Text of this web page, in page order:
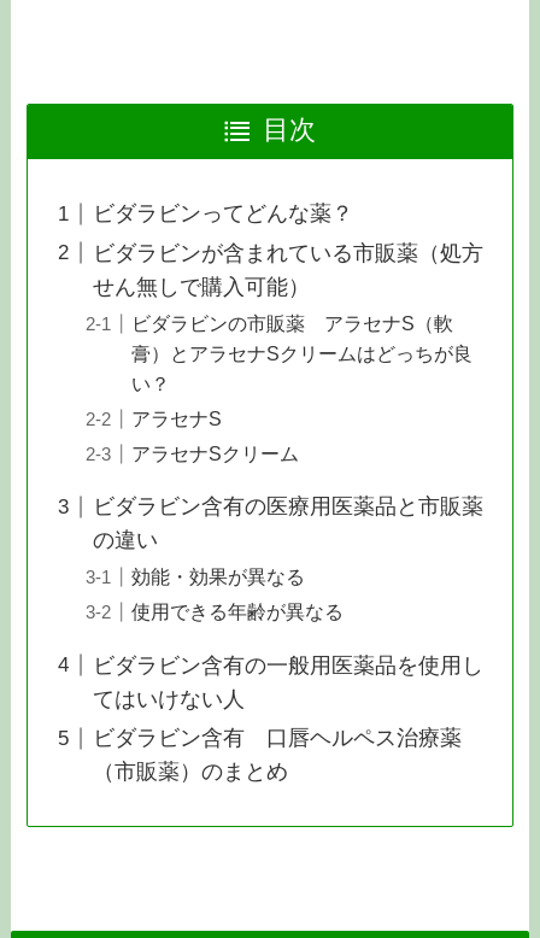
目次
ビダラビンってどんな薬？
ビダラビンが含まれている市販薬（処方
せん無しで購入可能）
ビダラビンの市販薬 アラセナS（軟
膏）とアラセナSクリームはどっちが良
い？
アラセナS
アラセナSクリーム
ビダラビン含有の医療用医薬品と市販薬
の違い
効能・効果が異なる
使用できる年齢が異なる
ビダラビン含有の一般用医薬品を使用し
てはいけない人
ビダラビン含有 口唇ヘルペス治療薬
（市販薬）のまとめ